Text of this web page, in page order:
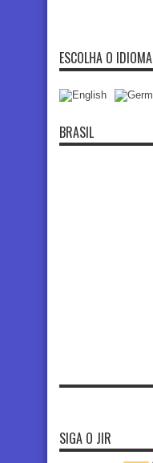
ESCOLHA O IDIOMA
BRASIL
SIGA O JIR